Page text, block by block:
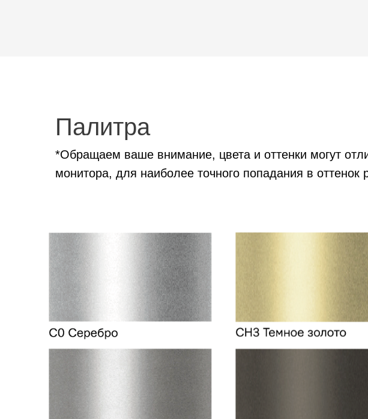
Палитра
*Обращаем ваше внимание, цвета и оттенки могут
монитора, для наиболее точного попадания в